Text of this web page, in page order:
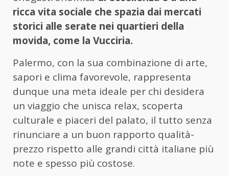
ricca vita sociale che spazia dai mercati
storici alle serate nei quartieri della
movida, come la Vucciria.
Palermo, con la sua combinazione di arte,
sapori e clima favorevole, rappresenta
dunque una meta ideale per chi desidera
un viaggio che unisca relax, scoperta
culturale e piaceri del palato, il tutto senza
rinunciare a un buon rapporto qualità-
prezzo rispetto alle grandi città italiane più
note e spesso più costose.